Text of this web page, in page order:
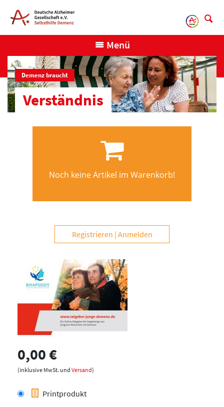
Menü
Demenz braucht
Verständnis
Noch keine Artikel im Warenkorb!
Registrieren Anmelden
0,00 €
(inklusive MwSt. und Versand)
Printprodukt